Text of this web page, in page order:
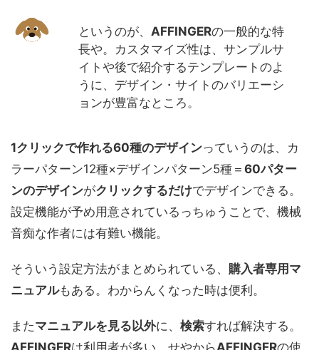
というのが、 AFFINGERの一般的な特
長や。カスタマイズ性は、サンプルサ
イトや後で紹介するテンプレートのよ
うに、デザイン・サイトのバリエーシ
ョンが豊富なところ。
1クリックで作れる60種のデザインっていうのは、カ
ラーパターン12種×デザインパターン5種＝ 60パター
ンのデザインがクリックするだけでデザインできる。
設定機能が予め用意されているっちゅうことで、機械
音痴な作者には有難い機能。
そういう設定方法がまとめられている、 購入者専用マ
ニュアルもある。わからんくなった時は便利。
またマニュアルを見る以外に、 検索すれば解決する。